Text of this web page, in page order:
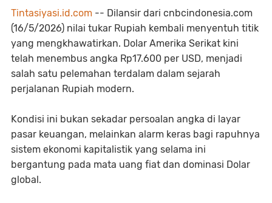
Tintasiyasi.id.com -- Dilansir dari cnbcindonesia.com
(16/5/2026) nilai tukar Rupiah kembali menyentuh titik
yang mengkhawatirkan. Dolar Amerika Serikat kini
telah menembus angka Rp17.600 per USD, menjadi
salah satu pelemahan terdalam dalam sejarah
perjalanan Rupiah modern.
Kondisi ini bukan sekadar persoalan angka di layar
pasar keuangan, melainkan alarm keras bagi rapuhnya
sistem ekonomi kapitalistik yang selama ini
bergantung pada mata uang fiat dan dominasi Dolar
global.